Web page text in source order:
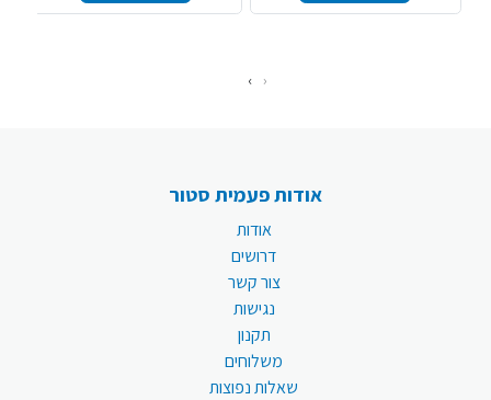
‹
›
אודות פעמית סטור
אודות
דרושים
צור קשר
נגישות
תקנון
משלוחים
שאלות נפוצות